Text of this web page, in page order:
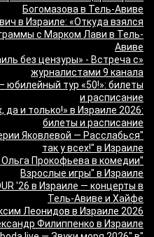
Богомазова в Тель-Авиве
в Израиле: «Откуда взялся
с Марком Лави в Тель-
Авиве
без цензуры» - Встреча с
журналистами 9 канала
юбилейный тур «50!»: билеты
и расписание
и только!» в Израиле 2026:
билеты и расписание
Яковлевой — Расслабься
так у всех!" в Израиле
Прокофьева в комедии
Взрослые игры" в Израиле
'26 в Израиле — концерты в
Тель-Авиве и Хайфе
Леонидов в Израиле 2026
Филиппенко в Израиле